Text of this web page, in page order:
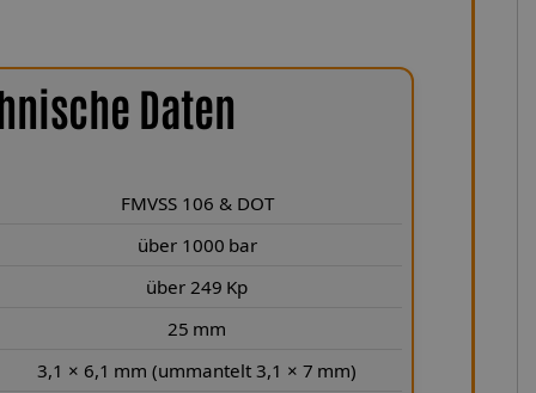
Daten
FMVSS 106 & DOT
über 1000 bar
über 249 Kp
25 mm
3,1 × 6,1 mm (ummantelt 3,1 × 7 mm)